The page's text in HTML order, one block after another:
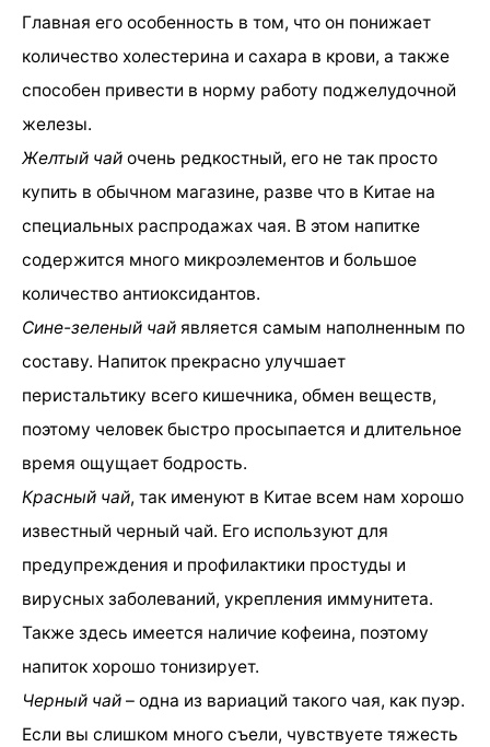
Главная его особенность в том, что он понижает
количество холестерина и сахара в крови, а также
способен привести в норму работу поджелудочной
железы.
Желтый чай очень редкостный, его не так просто
купить в обычном магазине, разве что в Китае на
специальных распродажах чая. В этом напитке
содержится много микроэлементов и большое
количество антиоксидантов.
Сине-зеленый чай является самым наполненным по
составу. Напиток прекрасно улучшает
перистальтику всего кишечника, обмен веществ,
поэтому человек быстро просыпается и длительное
время ощущает бодрость.
Красный чай, так именуют в Китае всем нам хорошо
известный черный чай. Его используют для
предупреждения и профилактики простуды и
вирусных заболеваний, укрепления иммунитета.
Также здесь имеется наличие кофеина, поэтому
напиток хорошо тонизирует.
Черный чай – одна из вариаций такого чая, как пуэр.
Если вы слишком много съели, чувствуете тяжесть